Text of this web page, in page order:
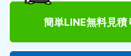
簡単LINE無料見積